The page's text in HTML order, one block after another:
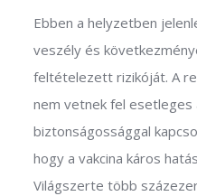
Ebben a helyzetben
veszély és
feltételezett rizikóját. A
nem vetnek fel esetleges
biztonságossággal
hogy a vakcina káros
Világszerte több